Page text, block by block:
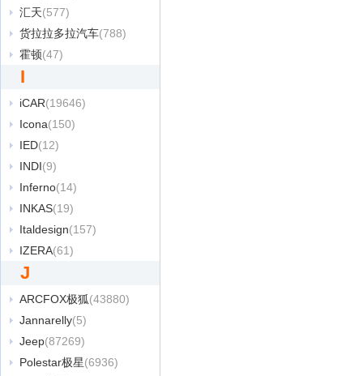
汇天(577)
货拉拉多拉汽车(788)
霍顿(47)
I
iCAR(19646)
Icona(150)
IED(12)
INDI(9)
Inferno(14)
INKAS(19)
Italdesign(157)
IZERA(61)
J
ARCFOX极狐(43880)
Jannarelly(5)
Jeep(87269)
Polestar极星(6936)